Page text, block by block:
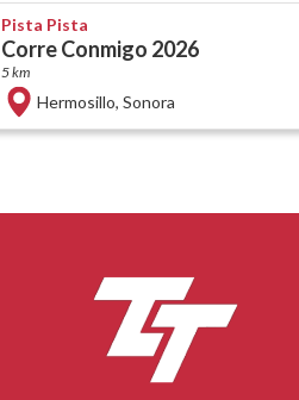
Pista Pista
Corre Conmigo 2026
5 km
Hermosillo, Sonora